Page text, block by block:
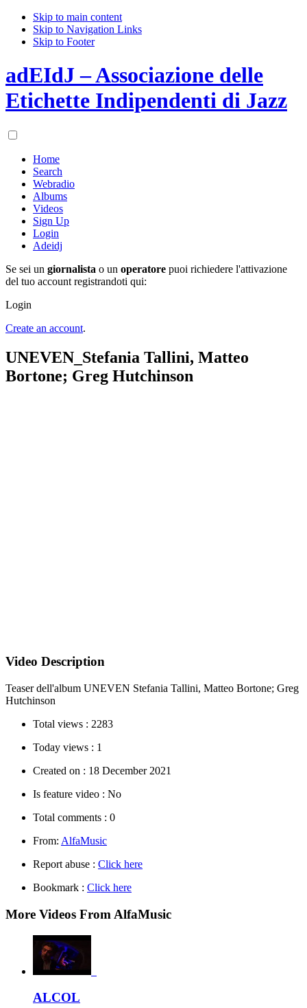
Skip to main content
Skip to Navigation Links
Skip to Footer
adEIdJ – Associazione delle
Etichette Indipendenti di Jazz
Home
Search
Webradio
Albums
Videos
Sign Up
Login
Adeidj
Se sei un giornalista o un operatore puoi richiedere l'attivazione
del tuo account registrandoti qui:
Login
Create an account.
UNEVEN_Stefania Tallini, Matteo
Bortone; Greg Hutchinson
Video Description
Teaser dell'album UNEVEN Stefania Tallini, Matteo Bortone; Greg
Hutchinson
Total views : 2283
Today views : 1
Created on : 18 December 2021
Is feature video : No
Total comments : 0
From: AlfaMusic
Report abuse : Click here
Bookmark : Click here
More Videos From AlfaMusic
ALCOL